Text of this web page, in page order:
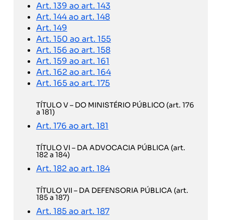
Art. 139 ao art. 143
Art. 144 ao art. 148
Art. 149
Art. 150 ao art. 155
Art. 156 ao art. 158
Art. 159 ao art. 161
Art. 162 ao art. 164
Art. 165 ao art. 175
TÍTULO V – DO MINISTÉRIO PÚBLICO (art. 176
a 181)
Art. 176 ao art. 181
TÍTULO VI – DA ADVOCACIA PÚBLICA (art.
182 a 184)
Art. 182 ao art. 184
TÍTULO VII – DA DEFENSORIA PÚBLICA (art.
185 a 187)
Art. 185 ao art. 187